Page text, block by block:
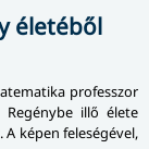
életéből
professzor
illő élete
képen feleségével,